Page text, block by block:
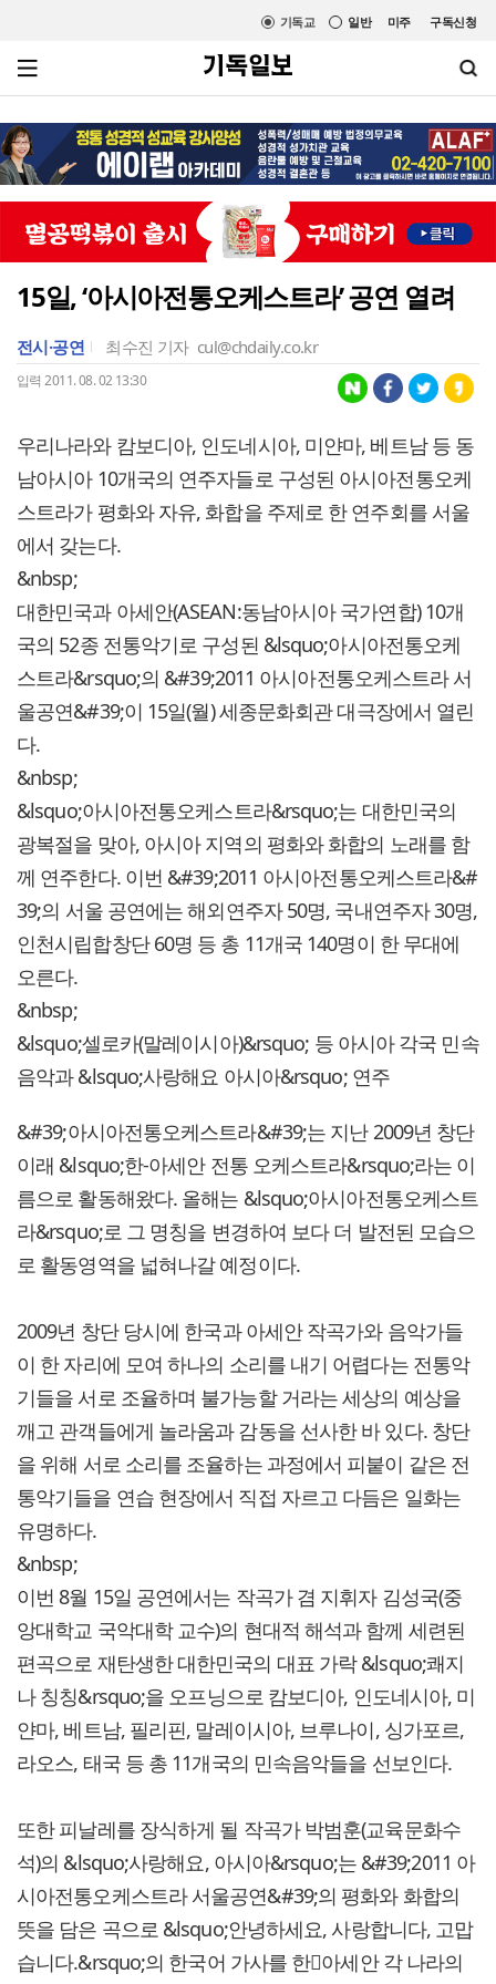
미주 구독신청
일반
기독교
15일, ‘아시아전통오케스트라’ 공연 열려
전시·공연 최수진 기자 cul@chdaily.co.kr
입력 2011. 08. 02 13:30
우리나라와 캄보디아, 인도네시아, 미얀마, 베트남 등 동
남아시아 10개국의 연주자들로 구성된 아시아전통오케
스트라가 평화와 자유, 화합을 주제로 한 연주회를 서울
에서 갖는다.
&nbsp;
대한민국과 아세안(ASEAN:동남아시아 국가연합) 10개
국의 52종 전통악기로 구성된 &lsquo;아시아전통오케
스트라&rsquo;의 &#39;2011 아시아전통오케스트라 서
울공연&#39;이 15일(월) 세종문화회관 대극장에서 열린
다.
&nbsp;
&lsquo;아시아전통오케스트라&rsquo;는 대한민국의
광복절을 맞아, 아시아 지역의 평화와 화합의 노래를 함
께 연주한다. 이번 &#39;2011 아시아전통오케스트라&#
39;의 서울 공연에는 해외연주자 50명, 국내연주자 30명,
인천시립합창단 60명 등 총 11개국 140명이 한 무대에
오른다.
&nbsp;
&lsquo;셀로카(말레이시아)&rsquo; 등 아시아 각국 민속
음악과 &lsquo;사랑해요 아시아&rsquo; 연주
&#39;아시아전통오케스트라&#39;는 지난 2009년 창단
이래 &lsquo;한-아세안 전통 오케스트라&rsquo;라는 이
름으로 활동해왔다. 올해는 &lsquo;아시아전통오케스트
라&rsquo;로 그 명칭을 변경하여 보다 더 발전된 모습으
로 활동영역을 넓혀나갈 예정이다.
2009년 창단 당시에 한국과 아세안 작곡가와 음악가들
이 한 자리에 모여 하나의 소리를 내기 어렵다는 전통악
기들을 서로 조율하며 불가능할 거라는 세상의 예상을
깨고 관객들에게 놀라움과 감동을 선사한 바 있다. 창단
을 위해 서로 소리를 조율하는 과정에서 피붙이 같은 전
통악기들을 연습 현장에서 직접 자르고 다듬은 일화는
유명하다.
&nbsp;
이번 8월 15일 공연에서는 작곡가 겸 지휘자 김성국(중
앙대학교 국악대학 교수)의 현대적 해석과 함께 세련된
편곡으로 재탄생한 대한민국의 대표 가락 &lsquo;쾌지
나 칭칭&rsquo;을 오프닝으로 캄보디아, 인도네시아, 미
얀마, 베트남, 필리핀, 말레이시아, 브루나이, 싱가포르,
라오스, 태국 등 총 11개국의 민속음악들을 선보인다.
또한 피날레를 장식하게 될 작곡가 박범훈(교육문화수
석)의 &lsquo;사랑해요, 아시아&rsquo;는 &#39;2011 아
시아전통오케스트라 서울공연&#39;의 평화와 화합의
뜻을 담은 곡으로 &lsquo;안녕하세요, 사랑합니다, 고맙
습니다.&rsquo;의 한국어 가사를 한아세안 각 나라의